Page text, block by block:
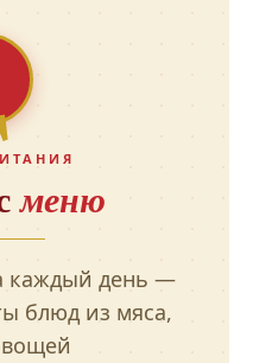
меню
каждый день —
блюд из мяса,